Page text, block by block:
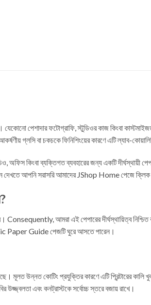
পেশাদার ফটোগ্রাফি, স্টুডিওর কাজ কিংবা
গ্লসি বা চকচকে ফিনিশিংয়ের কারণে এটি ল্যাব-
কিংবা ব্যক্তিগত ব্যবহারের জন্য একটি দীর্ঘস্থায়ী
দেখতে আপনি সরাসরি আমাদের JShop Home পেজে
Consequently, আমরা এই পেপারের দীর্ঘস্থায়িত্ব
Paper Guide পেজটি ঘুরে আসতে পারেন।
উন্নত কোটিং প্রযুক্তির কারণে এটি প্রিন্টারের কালি
এবং কনট্রাস্টকে সর্বোচ্চ স্তরে বজায় রাখে।